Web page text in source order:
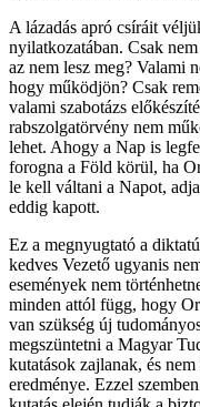
A lázadás apró csíráit
nyilatkozatában. Csak
az nem lesz meg? Valami
hogy működjön? Csak
valami szabotázs
rabszolgatörvény nem
lehet. Ahogy a Nap is
forogna a Föld körül, ha
le kell váltani a Napot,
eddig kapott.
Ez a megnyugtató a
kedves Vezető ugyanis
események nem
minden attól függ, hogy
van szükség új
megszüntetni a Magyar
kutatások zajlanak, és
eredménye. Ezzel